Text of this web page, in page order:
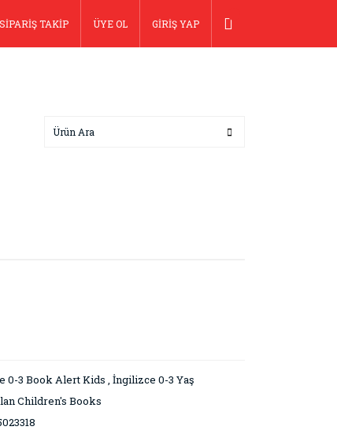
SİPARİŞ TAKİP ÜYE OL GİRİŞ YAP
0-3 Book Alert Kids , İngilizce 0-3 Yaş
Children's Books